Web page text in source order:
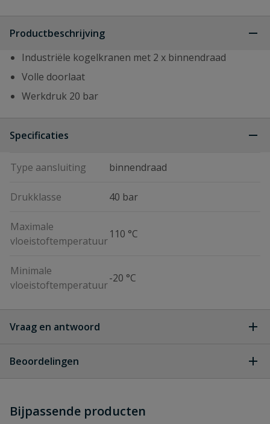
Productbeschrijving
Industriële kogelkranen met 2 x binnendraad
Volle doorlaat
Werkdruk 20 bar
Specificaties
Type aansluiting binnendraad
Drukklasse 40 bar
Maximale
vloeistoftemperatuur
110 °C
Minimale
vloeistoftemperatuur
-20 °C
Vraag en antwoord
dit product?
Beoordelingen
Schrijf zelf een beoordeling
Bijpassende producten